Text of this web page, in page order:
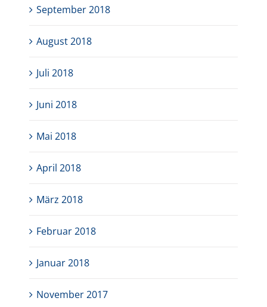
September 2018
August 2018
Juli 2018
Juni 2018
Mai 2018
April 2018
März 2018
Februar 2018
Januar 2018
November 2017